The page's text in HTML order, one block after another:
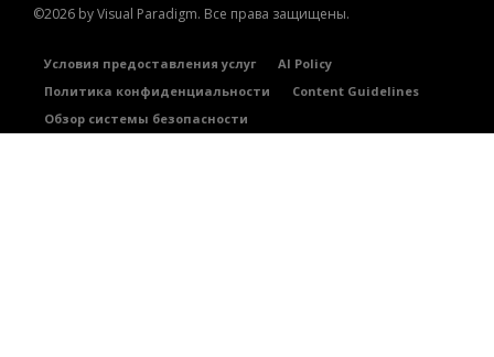
©2026 by Visual Paradigm. Все права защищены.
Условия предоставления услуг
AI Policy
Политика конфиденциальности
Content Guidelines
Обзор системы безопасности